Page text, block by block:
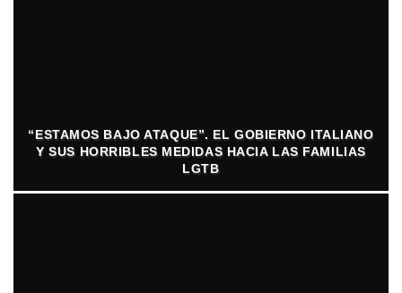
“ESTAMOS BAJO ATAQUE”. EL GOBIERNO ITALIANO
Y SUS HORRIBLES MEDIDAS HACIA LAS FAMILIAS
LGTB